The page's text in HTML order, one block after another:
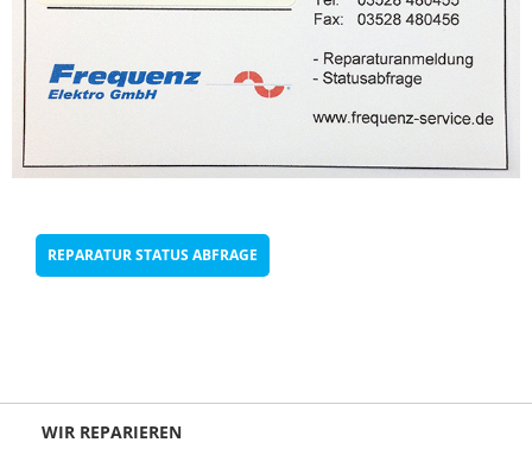
REPARATUR STATUS ABFRAGE
WIR REPARIEREN